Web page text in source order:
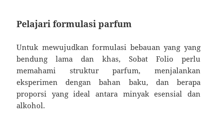
Pelajari formulasi parfum
Untuk mewujudkan formulasi bebauan yang yang
bendung lama dan khas, Sobat Folio perlu
memahami struktur parfum, menjalankan
eksperimen dengan bahan baku, dan berapa
proporsi yang ideal antara minyak esensial dan
alkohol.